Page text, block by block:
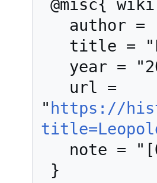
" https://